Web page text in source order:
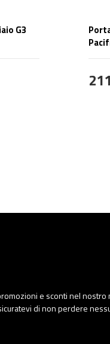
G3
e sconti nel
di non perdere